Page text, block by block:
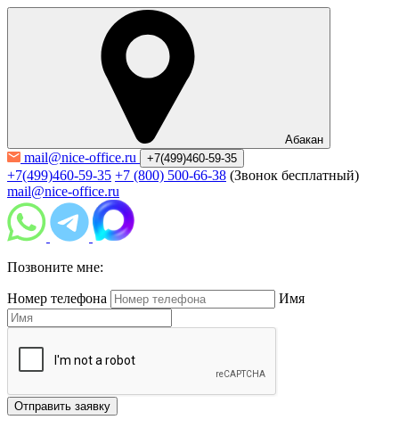
Абакан
mail@nice-office.ru +7(499)460-59-35
+7(499)460-59-35 +7 (800) 500-66-38 (Звонок бесплатный)
mail@nice-office.ru
Позвоните мне:
Номер телефона Имя
Отправить заявку